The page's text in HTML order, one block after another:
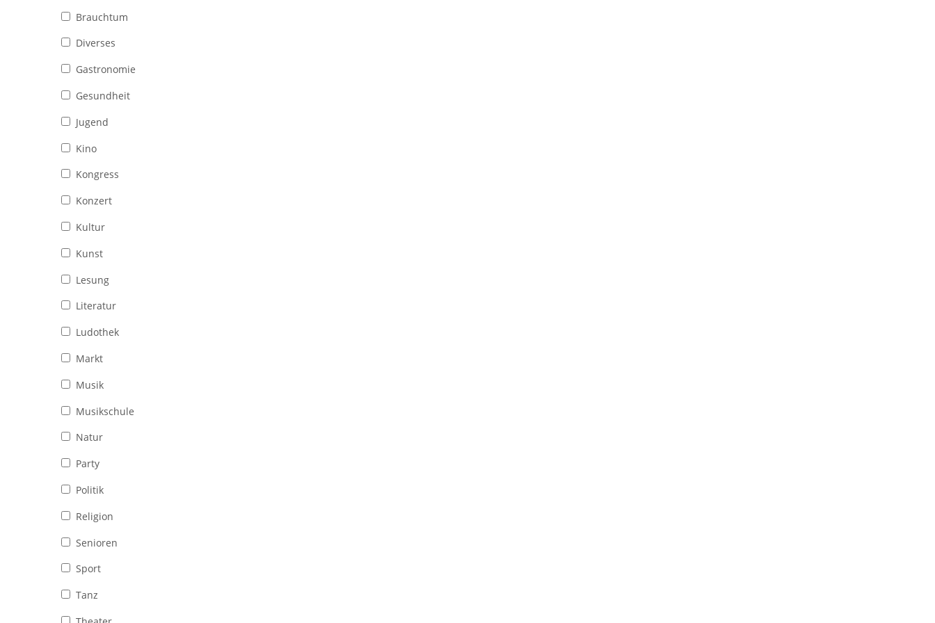
Brauchtum
Diverses
Gastronomie
Gesundheit
Jugend
Kino
Kongress
Konzert
Kultur
Kunst
Lesung
Literatur
Ludothek
Markt
Musik
Musikschule
Natur
Party
Politik
Religion
Senioren
Sport
Tanz